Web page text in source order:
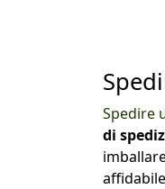
Spedire
di